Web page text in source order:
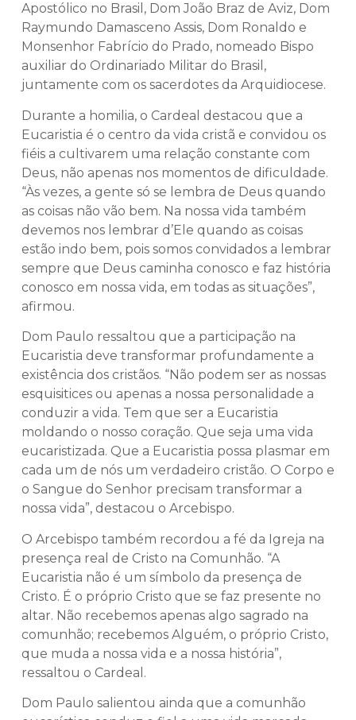
Apostólico no Brasil, Dom João Braz de Aviz, Dom
Raymundo Damasceno Assis, Dom Ronaldo e
Monsenhor Fabrício do Prado, nomeado Bispo
auxiliar do Ordinariado Militar do Brasil,
juntamente com os sacerdotes da Arquidiocese.
Durante a homilia, o Cardeal destacou que a
Eucaristia é o centro da vida cristã e convidou os
fiéis a cultivarem uma relação constante com
Deus, não apenas nos momentos de dificuldade.
“Às vezes, a gente só se lembra de Deus quando
as coisas não vão bem. Na nossa vida também
devemos nos lembrar d’Ele quando as coisas
estão indo bem, pois somos convidados a lembrar
sempre que Deus caminha conosco e faz história
conosco em nossa vida, em todas as situações”,
afirmou.
Dom Paulo ressaltou que a participação na
Eucaristia deve transformar profundamente a
existência dos cristãos. “Não podem ser as nossas
esquisitices ou apenas a nossa personalidade a
conduzir a vida. Tem que ser a Eucaristia
moldando o nosso coração. Que seja uma vida
eucaristizada. Que a Eucaristia possa plasmar em
cada um de nós um verdadeiro cristão. O Corpo e
o Sangue do Senhor precisam transformar a
nossa vida”, destacou o Arcebispo.
O Arcebispo também recordou a fé da Igreja na
presença real de Cristo na Comunhão. “A
Eucaristia não é um símbolo da presença de
Cristo. É o próprio Cristo que se faz presente no
altar. Não recebemos apenas algo sagrado na
comunhão; recebemos Alguém, o próprio Cristo,
que muda a nossa vida e a nossa história”,
ressaltou o Cardeal.
Dom Paulo salientou ainda que a comunhão